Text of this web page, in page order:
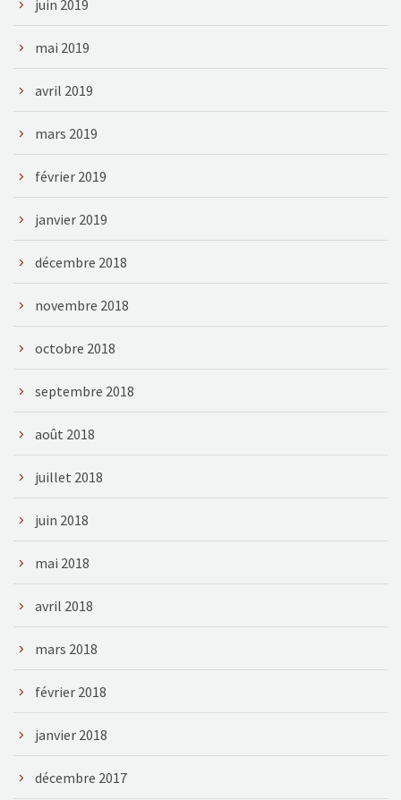
juin 2019
mai 2019
avril 2019
mars 2019
février 2019
janvier 2019
décembre 2018
novembre 2018
octobre 2018
septembre 2018
août 2018
juillet 2018
juin 2018
mai 2018
avril 2018
mars 2018
février 2018
janvier 2018
décembre 2017